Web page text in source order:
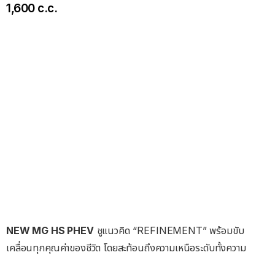
1,600 c.c.
NEW MG HS PHEVชูแนวคิด “REFINEMENT” พร้อมขับ
เคลื่อนทุกคุณค่าของชีวิต โดยสะท้อนถึงความเหนือระดับทั้งความ